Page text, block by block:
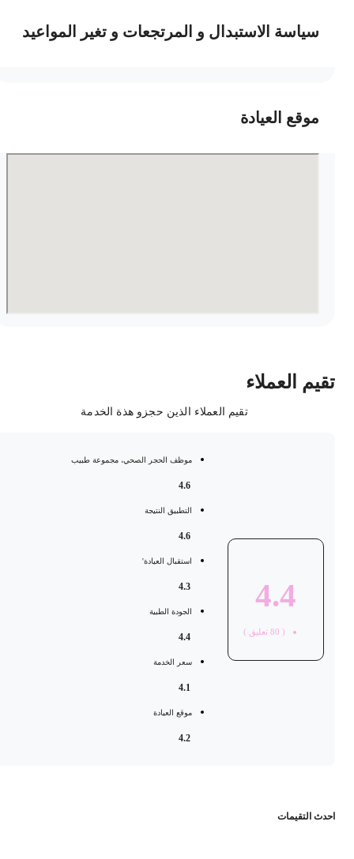
سياسة الاستبدال و المرتجعات و تغير المواعيد
موقع العيادة
العملاء
تقيم العملاء الذين حجزو هذة الخدمة
4.4
80 تعليق )
موظف الحجر الصحي، مجموعة طبيب
التطبيق النتيجة
استقبال العيادة'
الجودة الطبية
سعر الخدمة
موقع العيادة
التقيمات